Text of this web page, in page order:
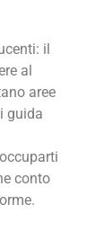
il
al
aree
guida
conto